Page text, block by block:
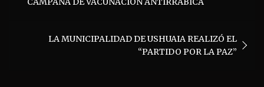
LA MUNICIPALIDAD DE USHUAIA REALIZÓ EL
“PARTIDO POR LA PAZ”